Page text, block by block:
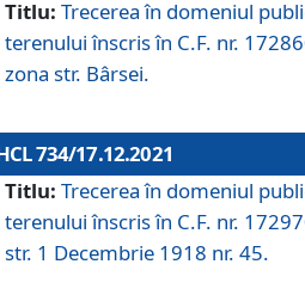
Titlu: Trecerea în domeniul
terenului înscris în C.F. nr.
zona str. Bârsei.
734/17.12.2021
Titlu: Trecerea în domeniul
terenului înscris în C.F. nr.
str. 1 Decembrie 1918 nr. 45.